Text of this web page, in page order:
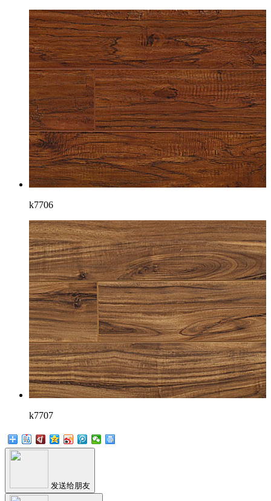
k7706
k7707
发送给朋友